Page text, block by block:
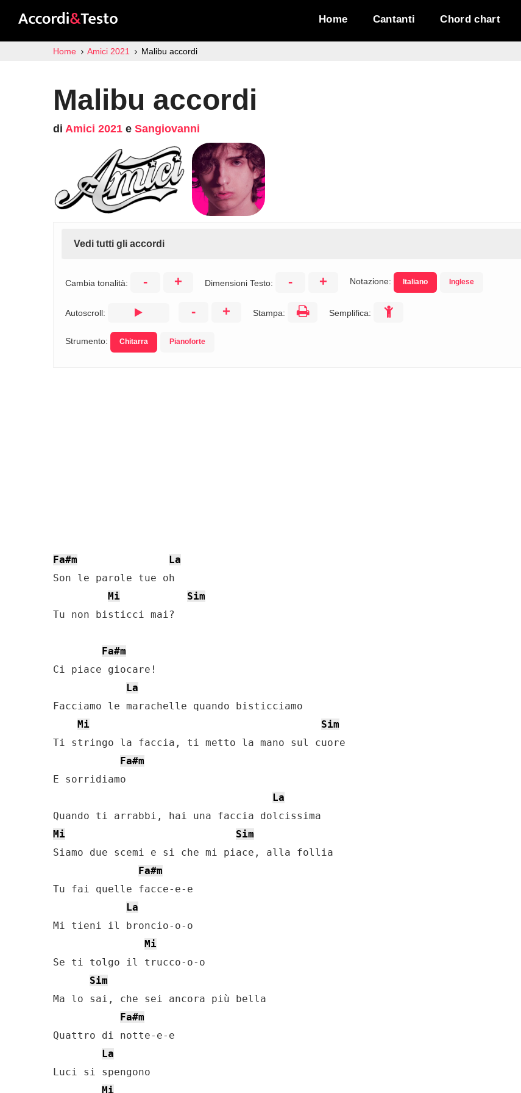
Home Cantanti Chord chart
Home Amici 2021 Malibu accordi
Malibu accordi
di Amici 2021 e Sangiovanni
Vedi tutti gli accordi
Cambia tonalità: - + Dimensioni Testo: - + Notazione: Italiano Inglese
Autoscroll: - + Stampa: Semplifica:
Strumento: Chitarra Pianoforte
Fa#m
La
Son le parole tue oh
Mi
Sim
Tu non bisticci mai?
Fa#m
Ci piace giocare!
La
Facciamo le marachelle quando bisticciamo
Mi
Sim
Ti stringo la faccia, ti metto la mano sul cuore
Fa#m
E sorridiamo
La
Mi
Sim
Siamo due scemi e si che mi piace, alla follia
Fa#m
Tu fai quelle facce-e-e
La
Mi tieni il broncio-o-o
Mi
Se ti tolgo il trucco-o-o
Sim
Ma lo sai, che sei ancora più bella
Fa#m
Quattro di notte-e-e
La
Luci si spengono
Mi